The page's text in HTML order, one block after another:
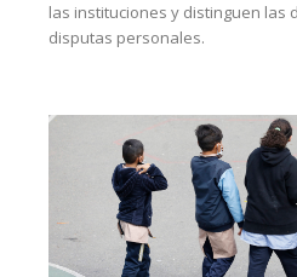
las instituciones y distinguen las
disputas personales.